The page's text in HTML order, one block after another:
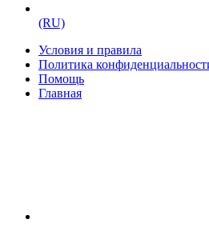
(RU)
Условия и правила
Политика
Помощь
Главная